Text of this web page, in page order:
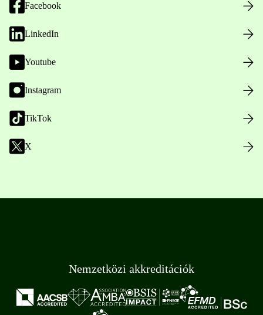
Facebook
LinkedIn
Youtube
Instagram
TikTok
X
Nemzetközi akkreditációk